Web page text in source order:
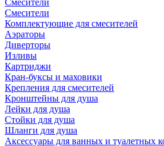
Смесители
Комплектующие для смесителей
Аэраторы
Диверторы
Изливы
Картриджи
Кран-буксы и маховики
Крепления для смесителей
Кронштейны для душа
Лейки для душа
Стойки для душа
Шланги для душа
Аксессуары для ванных и туалетных